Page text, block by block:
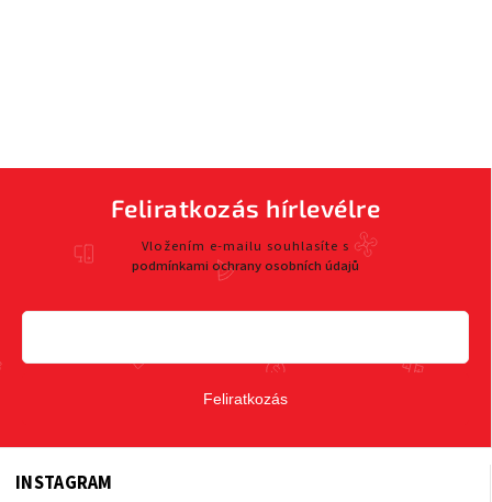
Feliratkozás hírlevélre
Vložením e-mailu souhlasíte s
podmínkami ochrany osobních údajů
Feliratkozás
INSTAGRAM